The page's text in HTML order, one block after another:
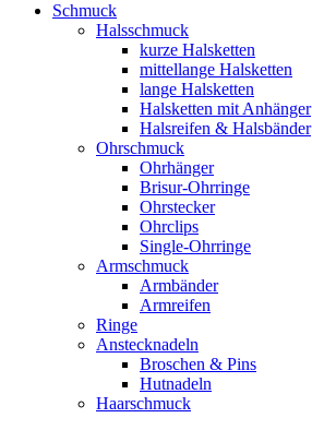
Schmuck
Halsschmuck
kurze Halsketten
mittellange Halsketten
lange Halsketten
Halsketten mit Anhänger
Halsreifen & Halsbänder
Ohrschmuck
Ohrhänger
Brisur-Ohrringe
Ohrstecker
Ohrclips
Single-Ohrringe
Armschmuck
Armbänder
Armreifen
Ringe
Anstecknadeln
Broschen & Pins
Hutnadeln
Haarschmuck